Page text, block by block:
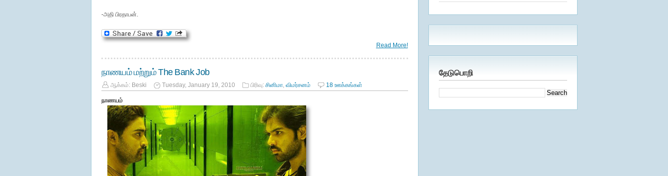
-அதி பிரதாபன்.
Read More!
நாணயம் மற்றும் The Bank Job
ஆக்கம்: Beski Tuesday, January 19, 2010 பிரிவு: சினிமா, விமர்சனம் 18 ஊக்கங்கள்
நாணயம்
தேடுபொறி